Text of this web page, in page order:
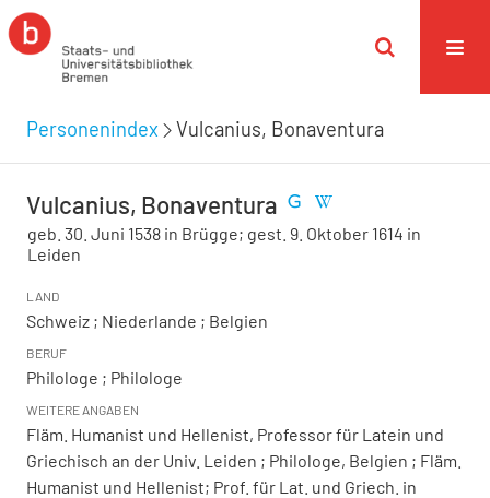
Personenindex Vulcanius, Bonaventura
Vulcanius, Bonaventura
geb. 30. Juni 1538 in Brügge; gest. 9. Oktober 1614 in
Leiden
LAND
Schweiz ; Niederlande ; Belgien
BERUF
Philologe ; Philologe
WEITERE ANGABEN
Fläm. Humanist und Hellenist, Professor für Latein und
Griechisch an der Univ. Leiden ; Philologe, Belgien ; Fläm.
Humanist und Hellenist; Prof. für Lat. und Griech. in